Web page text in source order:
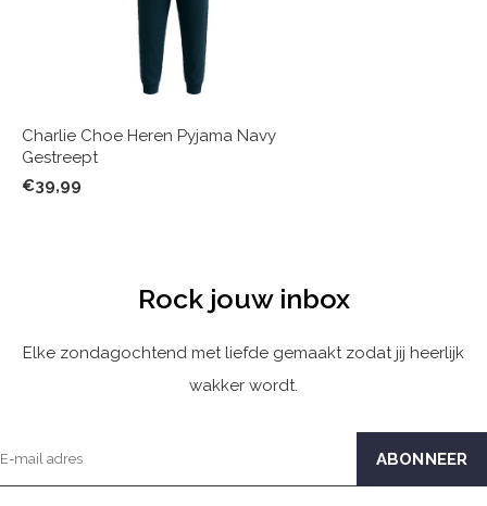
Charlie Choe Heren Pyjama Navy
Gestreept
€39,99
Rock jouw inbox
Elke zondagochtend met liefde gemaakt zodat jij heerlijk
wakker wordt.